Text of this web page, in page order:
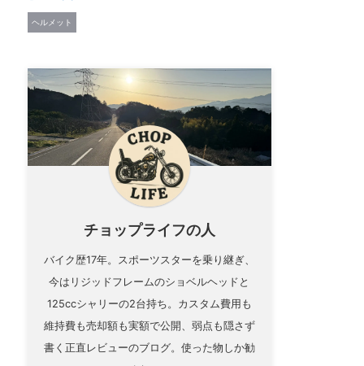
ヘルメット
チョップライフの人
バイク歴17年。スポーツスターを乗り継ぎ、
今はリジッドフレームのショベルヘッドと
125ccシャリーの2台持ち。カスタム費用も
維持費も売却額も実額で公開、弱点も隠さず
書く正直レビューのブログ。使った物しか勧